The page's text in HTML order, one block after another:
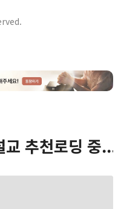
교 추천로딩 중...